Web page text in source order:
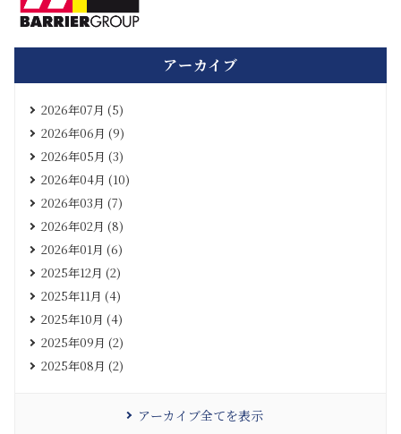
アーカイブ
2026年07月 (5)
2026年06月 (9)
2026年05月 (3)
2026年04月 (10)
2026年03月 (7)
2026年02月 (8)
2026年01月 (6)
2025年12月 (2)
2025年11月 (4)
2025年10月 (4)
2025年09月 (2)
2025年08月 (2)
アーカイブ全てを表示